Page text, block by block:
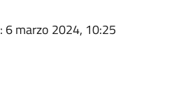
: 6 marzo 2024, 10:25